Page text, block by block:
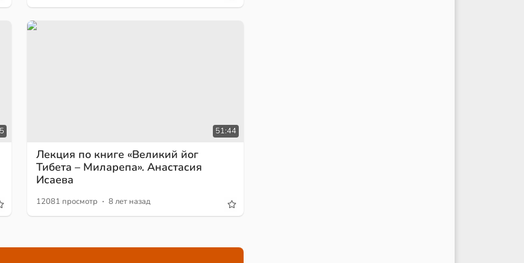
51:44
Лекция по книге «Великий йог
Тибета – Миларепа». Анастасия
Исаева
12081 просмотр · 8 лет назад